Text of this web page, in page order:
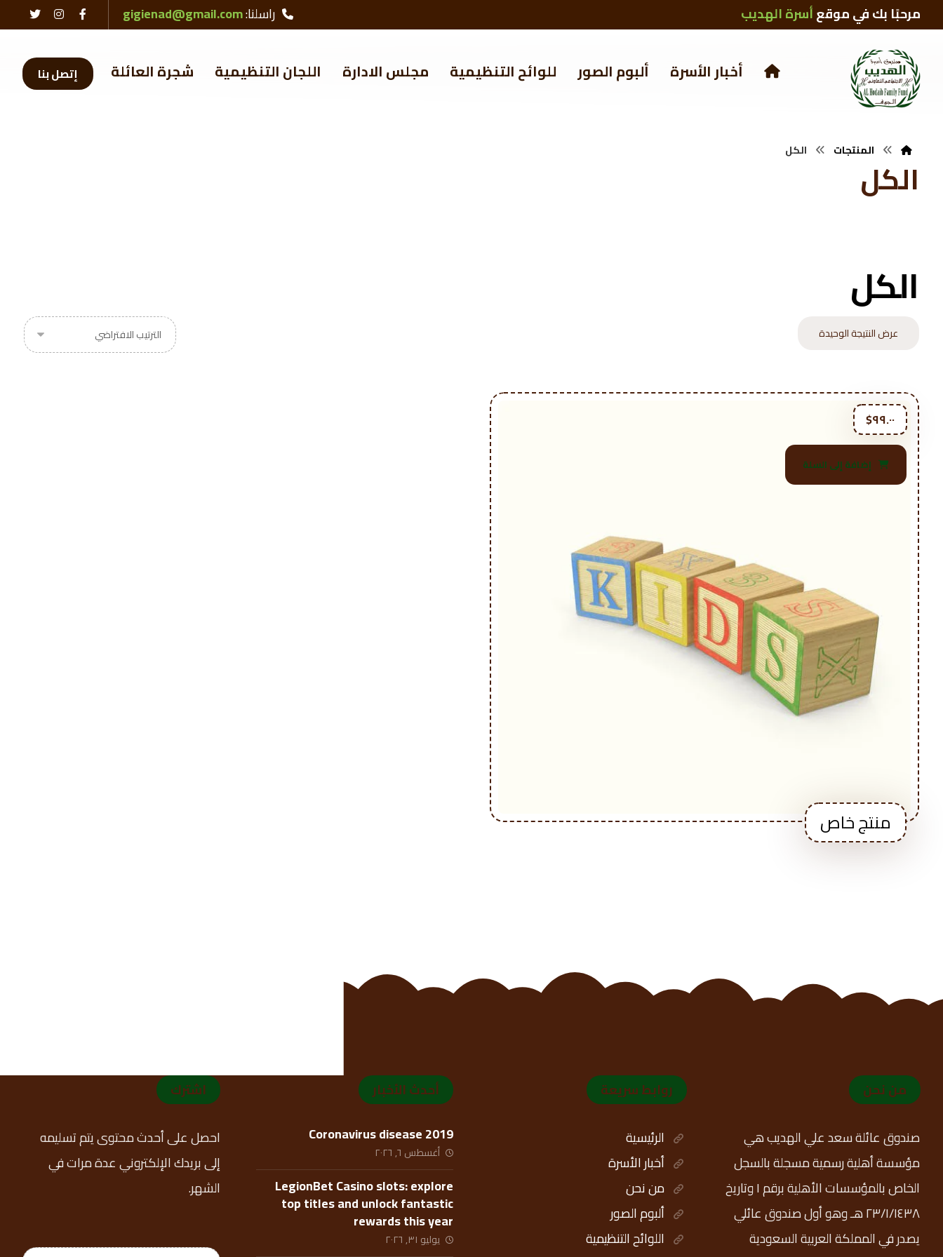
مرحبًا بك في موقعأسرة الهديب راسلنا:gigienad@gmail.com
إتصل بنا أخبار الأسرة ألبوم الصور للوائح التنظيمية مجلس الادارة اللجان التنظيمية شجرة العائلة
المنتجات الكل
الكل
الكل
عرض النتيجة الوحيدة
منتج خاص
$٩٩.٠٠
إضافة إلى السلة
من نحن
صندوق عائلة سعد علي الهديب هي
مؤسسة أهلية رسمية مسجلة بالسجل
الخاص بالمؤسسات الأهلية برقم ١ وتاريخ
٢٣/١/١٤٣٨ هـ وهو أول صندوق عائلي
يصدر في المملكة العربية السعودية
روابط سريعة
الرئيسية
أخبار الأسرة
من نحن
ألبوم الصور
اللوائح التنظيمية
أحدث الأخبار
Coronavirus disease 2019
أغسطس ٦, ٢٠٢٦
LegionBet Casino slots: explore
top titles and unlock fantastic
rewards this year
يوليو ٣١, ٢٠٢٦
اشترك
احصل على أحدث محتوى يتم تسليمه
إلى بريدك الإلكتروني عدة مرات في
الشهر.